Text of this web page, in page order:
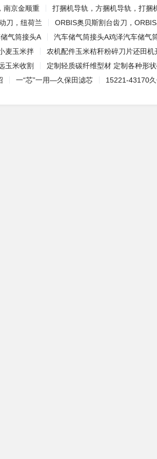
南京金顺重
打捆机导轨，方捆机导轨，打捆
刀，纽荷兰
ORBIS奥贝斯割台齿刀，
气筒接头A
汽车储气筒接头A鸡泽汽车储气
麦玉米拌
农机配件玉米秸秆粉碎刀片还田机
玉米收割
定制轻质碳纤维型材 定制各种形
一“芯”一用—久保田滤芯 15221-43170